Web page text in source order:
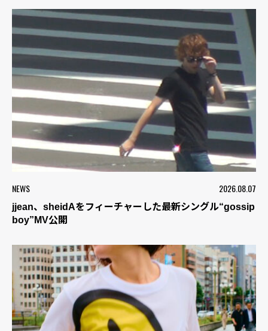
NEWS 2026.08.07
jjean、sheidAをフィーチャーした最新シングル“gossip
boy”MV公開